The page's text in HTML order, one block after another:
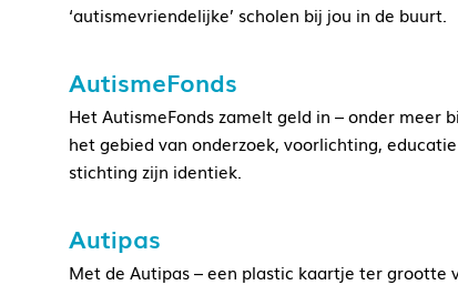
‘autismevriendelijke’ scholen bij jou in de buurt.
AutismeFonds
Het AutismeFonds zamelt geld in – onder
het gebied van onderzoek, voorlichting,
stichting zijn identiek.
Autipas
Met de Autipas – een plastic kaartje ter grootte